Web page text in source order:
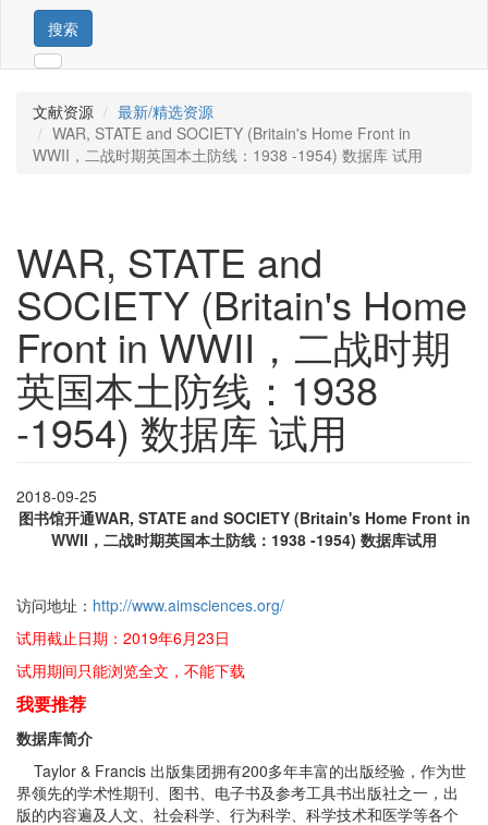
搜索
文献资源
最新/精选资源
WAR, STATE and SOCIETY (Britain's Home Front in
WWII，二战时期英国本土防线：1938 -1954) 数据库 试用
WAR, STATE and
SOCIETY (Britain's Home
Front in WWII，二战时期
英国本土防线：1938
-1954) 数据库 试用
2018-09-25
图书馆开通WAR, STATE and SOCIETY (Britain's Home Front in
WWII，二战时期英国本土防线：1938 -1954) 数据库试用
访问地址： http://www.aimsciences.org/
试用截止日期：2019年6月23日
试用期间只能浏览全文，不能下载
我要推荐
数据库简介
Taylor & Francis 出版集团拥有200多年丰富的出版经验，作为世
界领先的学术性期刊、图书、电子书及参考工具书出版社之一，出
版的内容遍及人文、社会科学、行为科学、科学技术和医学等各个